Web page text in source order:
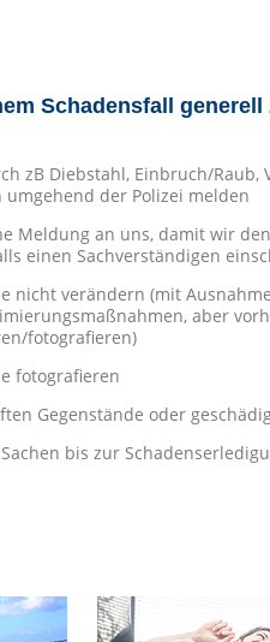
Schadensfall generell
zB Diebstahl, Einbruch/Raub,
umgehend der Polizei melden
Meldung an uns, damit wir
einen Sachverständigen
nicht verändern (mit
aber
fotografieren)
fotografieren
Gegenstände oder
bis zur